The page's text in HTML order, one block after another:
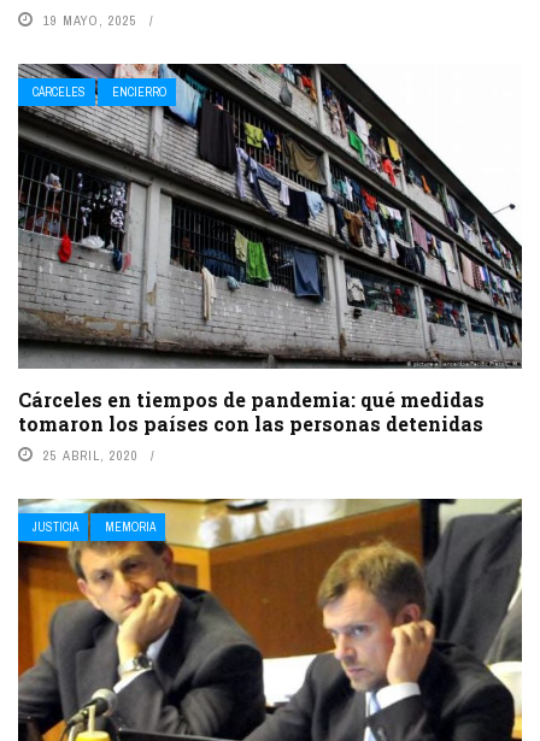
19 MAYO, 2025
CÁRCELES ENCIERRO
Cárceles en tiempos de pandemia: qué medidas
tomaron los países con las personas detenidas
25 ABRIL, 2020
JUSTICIA MEMORIA